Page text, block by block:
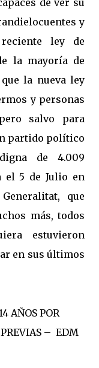
de ver su
y
ley de
la mayoría de
la nueva ley
y personas
salvo para
partido político
de 4.009
el 5 de Julio en
que
más, todos
estuvieron
en sus últimos